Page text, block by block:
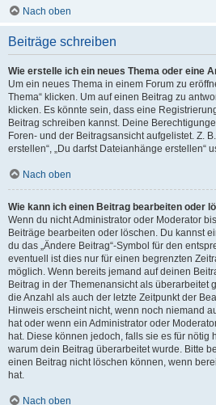
Nach oben
Beiträge schreiben
Wie erstelle ich ein neues Thema oder eine
Um ein neues Thema in einem Forum zu
Thema“ klicken. Um auf einen Beitrag zu
klicken. Es könnte sein, dass eine
Beitrag schreiben kannst. Deine
Foren- und der Beitragsansicht aufgelistet. Z.
erstellen“, „Du darfst Dateianhänge erstellen“
Nach oben
Wie kann ich einen Beitrag bearbeiten oder
Wenn du nicht Administrator oder Moderator
Beiträge bearbeiten oder löschen. Du kannst
du das „Ändere Beitrag“-Symbol für den
eventuell ist dies nur für einen begrenzten
möglich. Wenn bereits jemand auf deinen
Beitrag in der Themenansicht als überarbeitet
die Anzahl als auch der letzte Zeitpunkt der
Hinweis erscheint nicht, wenn noch niemand
hat oder wenn ein Administrator oder
hat. Diese können jedoch, falls sie es für nötig
warum dein Beitrag überarbeitet wurde. Bitte
einen Beitrag nicht löschen können, wenn
hat.
Nach oben